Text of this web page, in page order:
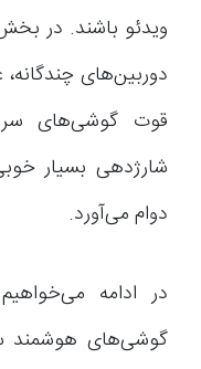
ویدئو باشند. در
دوربین‌های
شارژدهی بسیار
دوام می‌آورد.
در ادامه
گوشی‌های هوشمند